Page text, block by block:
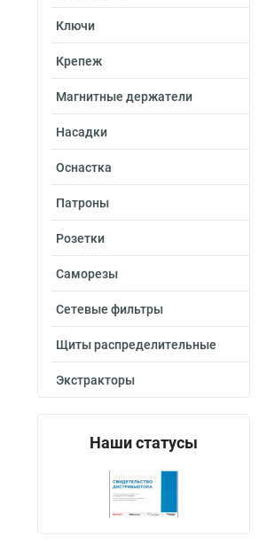
Ключи
Крепеж
Магнитные держатели
Насадки
Оснастка
Патроны
Розетки
Саморезы
Сетевые фильтры
Щиты распределительные
Экстракторы
Наши статусы